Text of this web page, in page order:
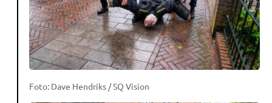
Foto: Dave Hendriks / SQ Vision